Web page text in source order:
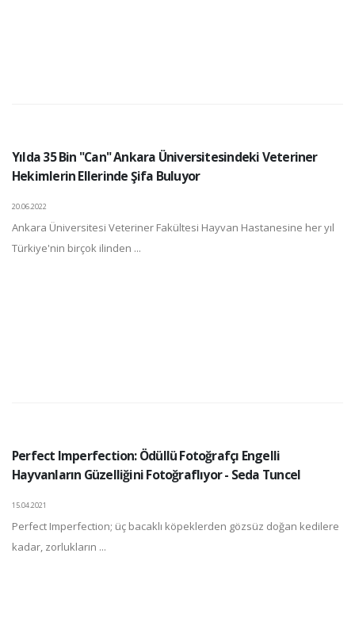
Yılda 35 Bin "Can" Ankara Üniversitesindeki Veteriner
Hekimlerin Ellerinde Şifa Buluyor
20.06.2022
Ankara Üniversitesi Veteriner Fakültesi Hayvan Hastanesine her yıl
Türkiye'nin birçok ilinden ...
Perfect Imperfection: Ödüllü Fotoğrafçı Engelli
Hayvanların Güzelliğini Fotoğraflıyor - Seda Tuncel
15.04.2021
Perfect Imperfection; üç bacaklı köpeklerden gözsüz doğan kedilere
kadar, zorlukların ...